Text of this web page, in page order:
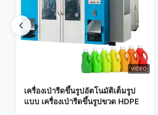
VIDEO
เครื่องเป่ารีดขึ้นรูปอัตโนมัติเต็มรูป
แบบ เครื่องเป่ารีดขึ้นรูปขวด HDPE